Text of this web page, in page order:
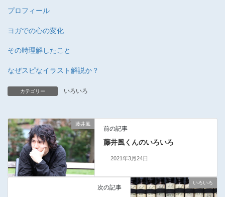
プロフィール
ヨガでの心の変化
その時理解したこと
なぜスピなイラスト解説か？
カテゴリー いろいろ
藤井風
前の記事
藤井風くんのいろいろ
2021年3月24日
いろいろ
次の記事